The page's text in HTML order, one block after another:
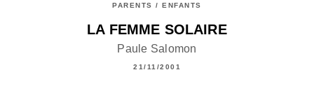
PARENTS / ENFANTS
LA FEMME SOLAIRE
Paule Salomon
21/11/2001